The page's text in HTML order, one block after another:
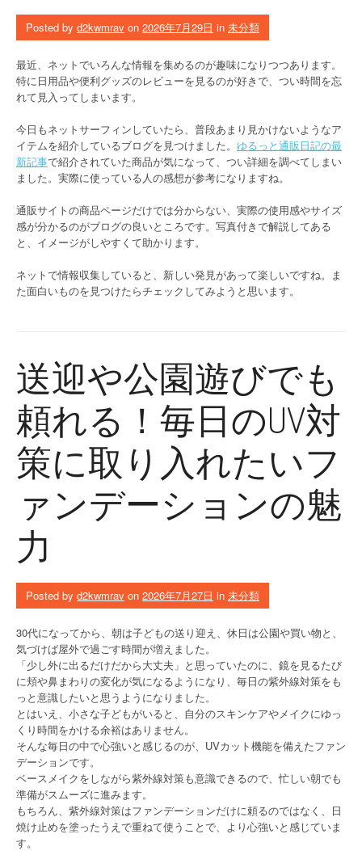
Posted by d2kwmrav on 2026年7月29日 in 未分類
最近、ネットでいろんな情報を集めるのが趣味になりつつあります。
特に日用品や便利グッズのレビューを見るのが好きで、つい時間を忘
れて見入ってしまいます。
今日もネットサーフィンしていたら、普段あまり見かけないようなア
イテムを紹介しているブログを見つけました。 ゆるっと通販日記の最
新記事で紹介されていた商品が気になって、つい詳細を調べてしまい
ました。実際に使っている人の感想が参考になりますね。
通販サイトの商品ページだけでは分からない、実際の使用感やサイズ
感が分かるのがブログの良いところです。写真付きで解説してある
と、イメージがしやすくて助かります。
ネットで情報収集していると、新しい発見があって楽しいですね。ま
た面白いものを見つけたらチェックしてみようと思います。
送迎や公園遊びでも
頼れる！毎日のUV対
策に取り入れたいフ
ァンデーションの魅
力
Posted by d2kwmrav on 2026年7月27日 in 未分類
30代になってから、朝は子どもの送り迎え、休日は公園や買い物と、
気づけば屋外で過ごす時間が増えました。
「少し外に出るだけだから大丈夫」と思っていたのに、鏡を見るたび
に頬や鼻まわりの変化が気になるようになり、毎日の紫外線対策をも
っと意識したいと思うようになりました。
とはいえ、小さな子どもがいると、自分のスキンケアやメイクにゆっ
くり時間をかける余裕はありません。
そんな毎日の中で心強いと感じるのが、UVカット機能を備えたファン
デーションです。
ベースメイクをしながら紫外線対策も意識できるので、忙しい朝でも
準備がスムーズに進みます。
もちろん、紫外線対策はファンデーションだけに頼るのではなく、日
焼け止めを塗ったうえで重ねて使うことで、より心強いと感じていま
す。